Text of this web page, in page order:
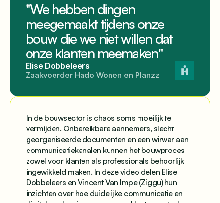
"We hebben dingen
meegemaakt tijdens onze
bouw die we niet willen dat
onze klanten meemaken"
Elise Dobbeleers
Zaakvoerder Hado Wonen en Planzz
In de bouwsector is chaos soms moeilijk te
vermijden. Onbereikbare aannemers, slecht
georganiseerde documenten en een wirwar aan
communicatiekanalen kunnen het bouwproces
zowel voor klanten als professionals behoorlijk
ingewikkeld maken. In deze video delen Elise
Dobbeleers en Vincent Van Impe (Ziggu) hun
inzichten over hoe duidelijke communicatie en